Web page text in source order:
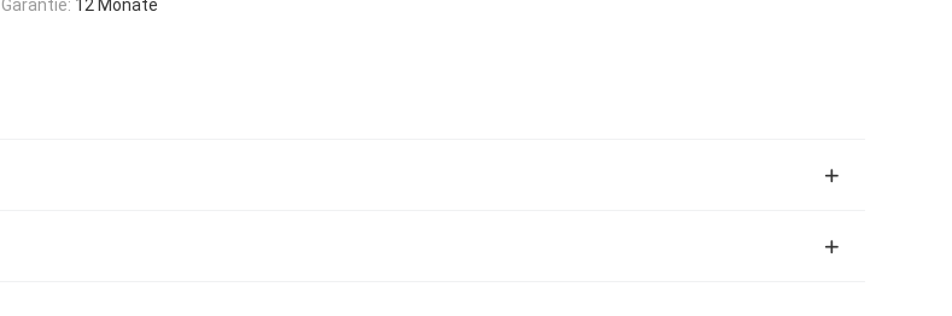
Garantie: 12 Monate